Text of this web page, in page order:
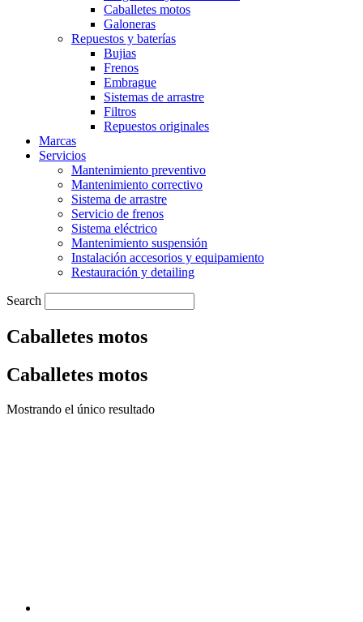
Caballetes motos
Galoneras
Repuestos y baterías
Bujias
Frenos
Embrague
Sistemas de arrastre
Filtros
Repuestos originales
Marcas
Servicios
Mantenimiento preventivo
Mantenimiento correctivo
Sistema de arrastre
Servicio de frenos
Sistema eléctrico
Mantenimiento suspensión
Instalación accesorios y equipamiento
Restauración y detailing
Search
Caballetes motos
Caballetes motos
Mostrando el único resultado